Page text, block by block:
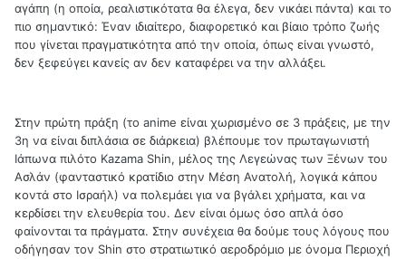
αγάπη (η οποία, ρεαλιστικότατα θα έλεγα, δεν νικάει πάντα) και το
πιο σημαντικό: Έναν ιδιαίτερο, διαφορετικό και βίαιο τρόπο ζωής
που γίνεται πραγματικότητα από την οποία, όπως είναι γνωστό,
δεν ξεφεύγει κανείς αν δεν καταφέρει να την αλλάξει.
Στην πρώτη πράξη (το anime είναι χωρισμένο σε 3 πράξεις, με την
3η να είναι διπλάσια σε διάρκεια) βλέπουμε τον πρωταγωνιστή
Ιάπωνα πιλότο Kazama Shin, μέλος της Λεγεώνας των Ξένων του
Ασλάν (φανταστικό κρατίδιο στην Μέση Ανατολή, λογικά κάπου
κοντά στο Ισραήλ) να πολεμάει για να βγάλει χρήματα, και να
κερδίσει την ελευθερία του. Δεν είναι όμως όσο απλά όσο
φαίνονται τα πράγματα. Στην συνέχεια θα δούμε τους λόγους που
οδήγησαν τον Shin στο στρατιωτικό αεροδρόμιο με όνομα Περιοχή